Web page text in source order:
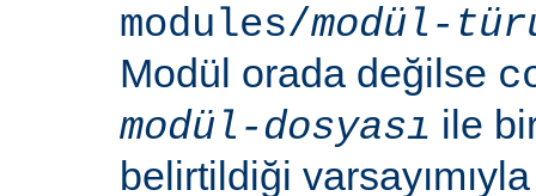
modules/modül-
Modül orada değilse
modül-dosyası ile
belirtildiği